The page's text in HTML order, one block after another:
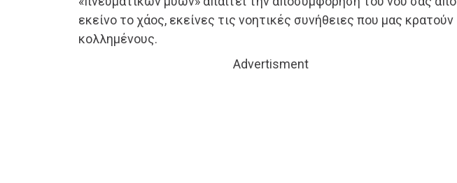
εκείνο το χάος, εκείνες τις νοητικές συνήθειες που μας κρατούν
κολλημένους.
Advertisment